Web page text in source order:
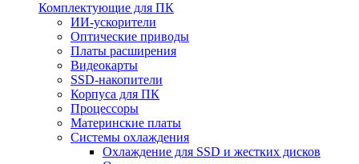
Комплектующие для ПК
ИИ-ускорители
Оптические приводы
Платы расширения
Видеокарты
SSD-накопители
Корпуса для ПК
Процессоры
Материнские платы
Системы охлаждения
Охлаждение для SSD и жестких дисков